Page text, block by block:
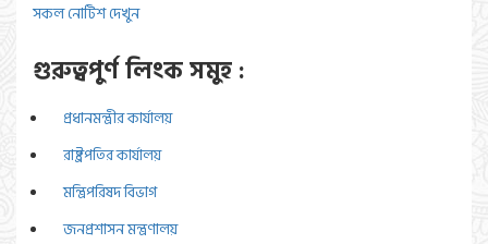
সকল নোটিশ দেখুন
গুরুত্বপুর্ণ লিংক সমুহ :
প্রধানমন্ত্রীর কার্যালয়
রাষ্ট্রপতির কার্যালয়
মন্ত্রিপরিষদ বিভাগ
জনপ্রশাসন মন্ত্রণালয়